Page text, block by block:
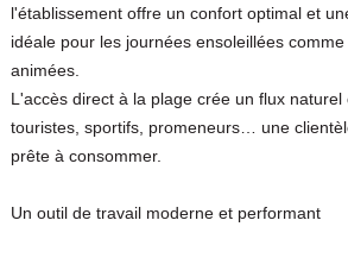
l'établissement offre un confort optimal et
idéale pour les journées ensoleillées
animées.
L'accès direct à la plage crée un flux naturel
touristes, sportifs, promeneurs… une
prête à consommer.
Un outil de travail moderne et performant